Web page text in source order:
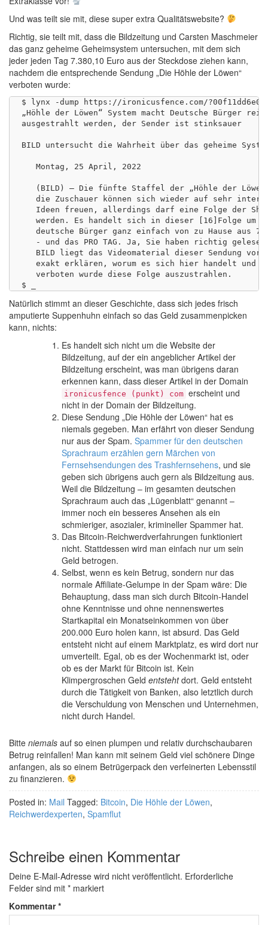
Und was teilt sie mit, diese super extra Qualitätswebsite?
Richtig, sie teilt mit, dass die Bildzeitung und Carsten Maschmeier
das ganz geheime Geheimsystem untersuchen, mit dem sich
jeder jeden Tag 7.380,10 Euro aus der Steckdose ziehen kann,
nachdem die entsprechende Sendung „Die Höhle der Löwen“
verboten wurde:
$ lynx -dump https://ironicusfence.com/
„Höhle der Löwen“ System macht Deutsche Bürger
ausgestrahlt werden, der Sender ist stinksauer
BILD untersucht die Wahrheit über das geheime
   Montag, 25 April, 2022
(BILD) – Die fünfte Staffel der „Höhle der
die Zuschauer können sich wieder auf sehr
Ideen freuen, allerdings darf eine Folge der
werden. Es handelt sich in dieser [16]Folge um
deutsche Bürger ganz einfach von zu Hause aus
- und das PRO TAG. Ja, Sie haben richtig
BILD liegt das Videomaterial dieser Sendung vor
exakt erklären, worum es sich hier handelt und
   verboten wurde diese Folge auszustrahlen.
Natürlich stimmt an dieser Geschichte, dass sich jedes frisch
amputierte Suppenhuhn einfach so das Geld zusammenpicken
kann, nichts:
Es handelt sich nicht um die Website der
Bildzeitung, auf der ein angeblicher Artikel der
Bildzeitung erscheint, was man übrigens daran
erkennen kann, dass dieser Artikel in der Domain
ironicusfence (punkt) com erscheint und
nicht in der Domain der Bildzeitung.
Diese Sendung „Die Höhle der Löwen“ hat es
niemals gegeben. Man erfährt von dieser Sendung
nur aus der Spam. Spammer für den deutschen
Sprachraum erzählen gern Märchen von
Fernsehsendungen des Trashfernsehens, und sie
geben sich übrigens auch gern als Bildzeitung aus.
Weil die Bildzeitung – im gesamten deutschen
Sprachraum auch das „Lügenblatt“ genannt –
immer noch ein besseres Ansehen als ein
schmieriger, asozialer, krimineller Spammer hat.
Das Bitcoin-Reichwerdverfahrungen funktioniert
nicht. Stattdessen wird man einfach nur um sein
Geld betrogen.
Selbst, wenn es kein Betrug, sondern nur das
normale Affiliate-Gelumpe in der Spam wäre: Die
Behauptung, dass man sich durch Bitcoin-Handel
ohne Kenntnisse und ohne nennenswertes
Startkapital ein Monatseinkommen von über
200.000 Euro holen kann, ist absurd. Das Geld
entsteht nicht auf einem Marktplatz, es wird dort nur
umverteilt. Egal, ob es der Wochenmarkt ist, oder
ob es der Markt für Bitcoin ist. Kein
Klimpergroschen Geld entstehtdort. Geld entsteht
durch die Tätigkeit von Banken, also letztlich durch
die Verschuldung von Menschen und Unternehmen,
nicht durch Handel.
Bitte niemals auf so einen plumpen und relativ durchschaubaren
Betrug reinfallen! Man kann mit seinem Geld viel schönere Dinge
anfangen, als so einem Betrügerpack den verfeinerten Lebensstil
zu finanzieren.
Posted in: Mail Tagged: Bitcoin, Die Höhle der Löwen,
Reichwerdexperten, Spamflut
Schreibe einen Kommentar
Deine E-Mail-Adresse wird nicht veröffentlicht. Erforderliche
Felder sind mit * markiert
Kommentar*